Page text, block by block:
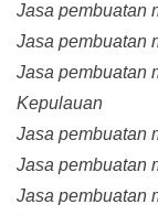
Jasa pembuatan
Jasa pembuatan
Jasa pembuatan
Kepulauan
Jasa pembuatan
Jasa pembuatan
Jasa pembuatan